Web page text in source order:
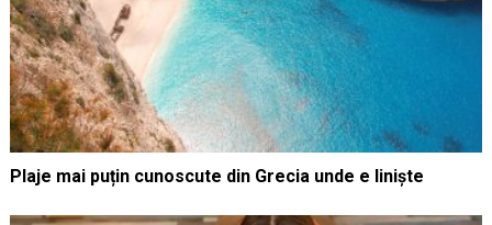
Plaje mai puțin cunoscute din Grecia unde e liniște